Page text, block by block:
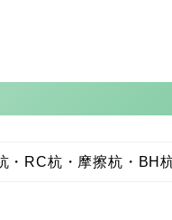
・RC杭・摩擦杭・BH